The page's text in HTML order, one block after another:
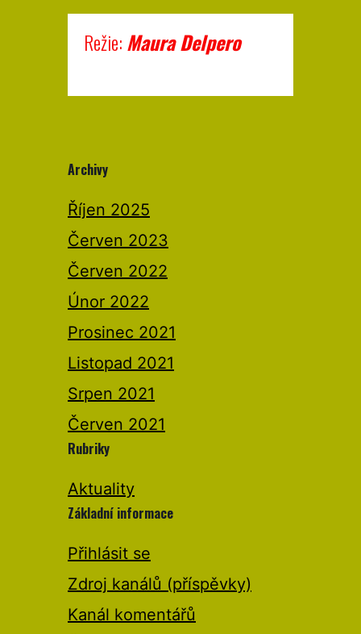
Režie:Maura Delpero
Archivy
Říjen 2025
Červen 2023
Červen 2022
Únor 2022
Prosinec 2021
Listopad 2021
Srpen 2021
Červen 2021
Rubriky
Aktuality
Základní informace
Přihlásit se
Zdroj kanálů (příspěvky)
Kanál komentářů